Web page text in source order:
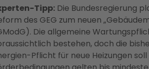
Tipp: Die Bundesregierung
des GEG zum neuen
Die allgemeine
bestehen, doch die
Pflicht für neue Heizungen